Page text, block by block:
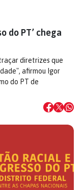
do PT’ chega
diretrizes que
afirmou Igor
do PT de